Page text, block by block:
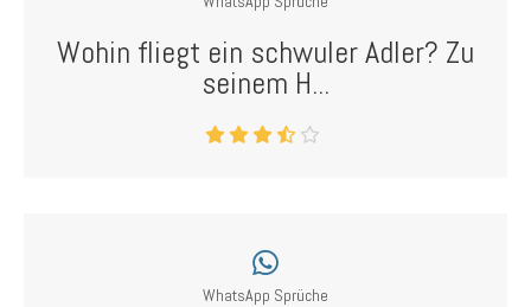
Wohin fliegt ein schwuler Adler? Zu
seinem H...
WhatsApp Sprüche